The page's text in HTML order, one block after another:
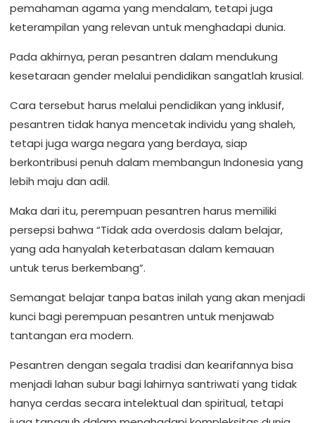
pemahaman agama yang mendalam, tetapi juga
keterampilan yang relevan untuk menghadapi dunia.
Pada akhirnya, peran pesantren dalam mendukung
kesetaraan gender melalui pendidikan sangatlah krusial.
Cara tersebut harus melalui pendidikan yang inklusif,
pesantren tidak hanya mencetak individu yang shaleh,
tetapi juga warga negara yang berdaya, siap
berkontribusi penuh dalam membangun Indonesia yang
lebih maju dan adil.
Maka dari itu, perempuan pesantren harus memiliki
persepsi bahwa “Tidak ada overdosis dalam belajar,
yang ada hanyalah keterbatasan dalam kemauan
untuk terus berkembang”.
Semangat belajar tanpa batas inilah yang akan menjadi
kunci bagi perempuan pesantren untuk menjawab
tantangan era modern.
Pesantren dengan segala tradisi dan kearifannya bisa
menjadi lahan subur bagi lahirnya santriwati yang tidak
hanya cerdas secara intelektual dan spiritual, tetapi